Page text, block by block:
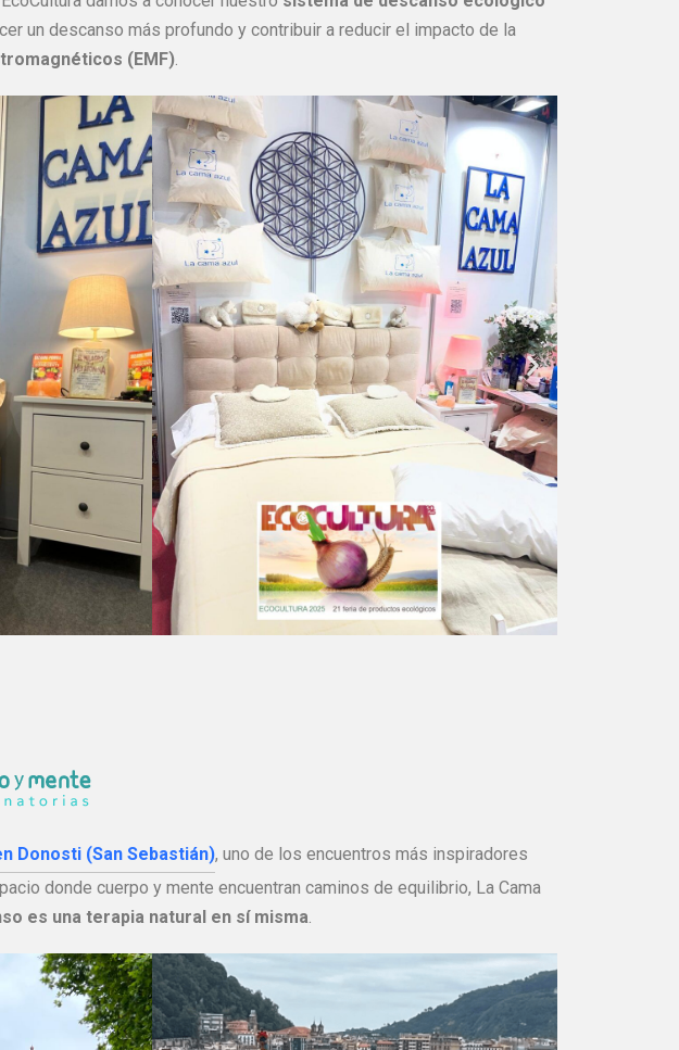
un descanso más profundo y contribuir a reducir el impacto de la
(EMF)
Donosti (San Sebastián), uno de los encuentros más inspiradores
donde cuerpo y mente encuentran caminos de equilibrio, La Cama
es una terapia natural en sí misma.